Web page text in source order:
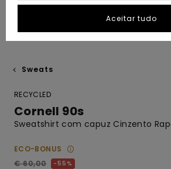
Sweats
RECYCLED
Cornell 90s
Sweatshirt com capuz Cinzento
ECO-BONUS
€ 60,00
55%
Aceitar tudo